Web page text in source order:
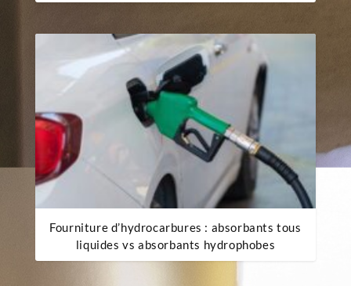
Fourniture d’hydrocarbures : absorbants tous
liquides vs absorbants hydrophobes